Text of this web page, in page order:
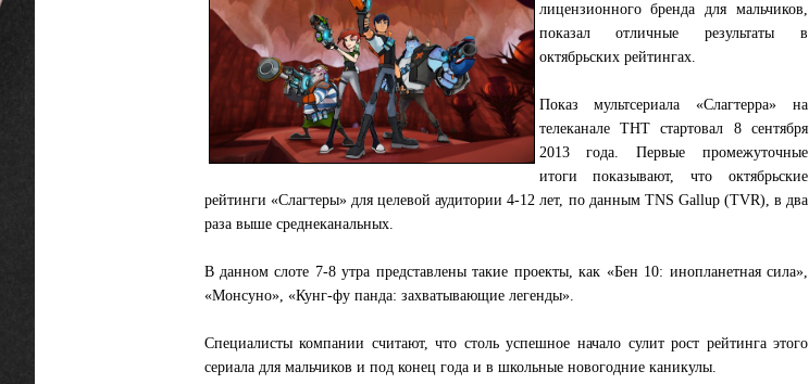
лицензионного бренда для мальчиков,
показал отличные результаты в
октябрьских рейтингах.
Показ мультсериала «Слагтерра» на
телеканале ТНТ стартовал 8 сентября
2013 года. Первые промежуточные
итоги показывают, что октябрьские
рейтинги «Слагтеры» для целевой аудитории 4-12 лет, по данным TNS Gallup (TVR), в два
раза выше среднеканальных.
В данном слоте 7-8 утра представлены такие проекты, как «Бен 10: инопланетная сила»,
«Монсуно», «Кунг-фу панда: захватывающие легенды».
Специалисты компании считают, что столь успешное начало сулит рост рейтинга этого
сериала для мальчиков и под конец года и в школьные новогодние каникулы.